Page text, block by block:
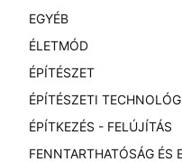
EGYÉB
ÉLETMÓD
ÉPÍTÉSZET
ÉPÍTÉSZETI
ÉPÍTKEZÉS - FELÚJÍTÁS
FENNTARTHATÓSÁG ÉS